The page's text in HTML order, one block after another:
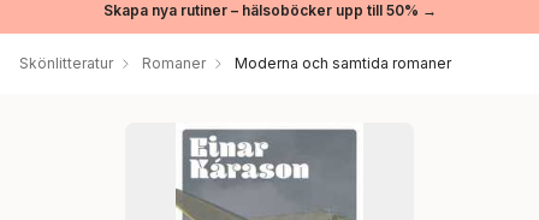
Skapa nya rutiner – hälsoböcker upp till 50% →
Skönlitteratur Romaner Moderna och samtida romaner